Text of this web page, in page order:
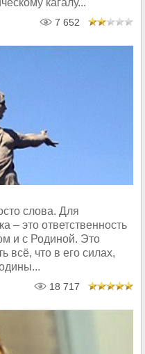
кагалу...
7 652
слова. Для
– это ответственность
и с Родиной. Это
всё, что в его силах,
18 717